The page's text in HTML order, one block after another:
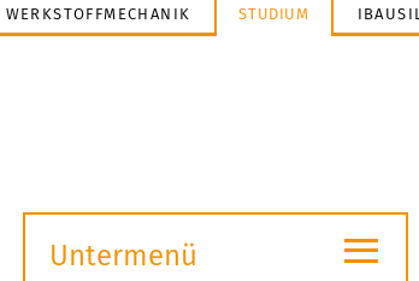
WERKSTOFFMECHANIK STUDIUM IBAUSIL
Untermenü
≡